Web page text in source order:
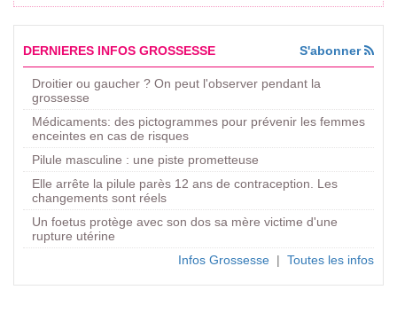
DERNIERES INFOS GROSSESSE S'abonner
Droitier ou gaucher ? On peut l'observer pendant la
grossesse
Médicaments: des pictogrammes pour prévenir les femmes
enceintes en cas de risques
Pilule masculine : une piste prometteuse
Elle arrête la pilule parès 12 ans de contraception. Les
changements sont réels
Un foetus protège avec son dos sa mère victime d'une
rupture utérine
Infos Grossesse | Toutes les infos